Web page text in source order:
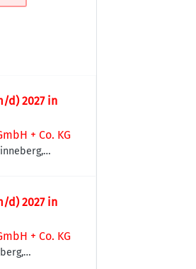
d) 2027 in
+ Co. KG
d) 2027 in
+ Co. KG